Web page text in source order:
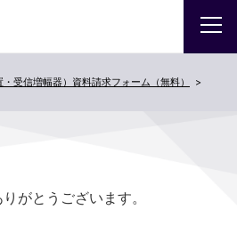
受信増幅器）資料請求フォーム（無料）
がとうございます。
採用